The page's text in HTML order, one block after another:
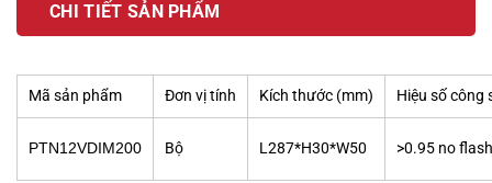
CHI TIẾT SẢN PHẨM
Mã sản phẩm Đơn vị tính Kích thước (mm) Hiệu số công
PTN12VDIM200 Bộ L287*H30*W50 >0.95 no flash